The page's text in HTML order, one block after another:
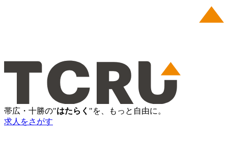
帯広・十勝の"はたらく "を、もっと自由に。
求人をさがす